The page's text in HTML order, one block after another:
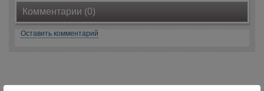
Комментарии (0)
Оставить комментарий